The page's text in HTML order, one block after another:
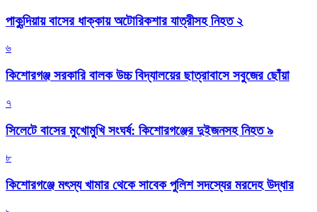
পাকুন্দিয়ায় বাসের ধাক্কায় অটোরিকশার যাত্রীসহ নিহত ২
৬
কিশোরগঞ্জ সরকারি বালক উচ্চ বিদ্যালয়ের ছাত্রাবাসে সবুজের ছোঁয়া
৭
সিলেটে বাসের মুখোমুখি সংঘর্ষ: কিশোরগঞ্জের দুইজনসহ নিহত ৯
৮
কিশোরগঞ্জে মৎস্য খামার থেকে সাবেক পুলিশ সদস্যের মরদেহ উদ্ধার